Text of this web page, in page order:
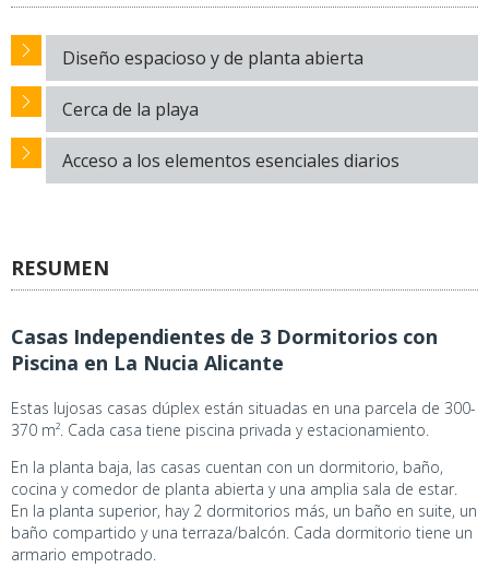
Diseño espacioso y de planta abierta
Cerca de la playa
Acceso a los elementos esenciales diarios
RESUMEN
Casas Independientes de 3 Dormitorios con
Piscina en La Nucia Alicante
Estas lujosas casas dúplex están situadas en una parcela de 300-
370 m². Cada casa tiene piscina privada y estacionamiento.
En la planta baja, las casas cuentan con un dormitorio, baño,
cocina y comedor de planta abierta y una amplia sala de estar.
En la planta superior, hay 2 dormitorios más, un baño en suite, un
baño compartido y una terraza/balcón. Cada dormitorio tiene un
armario empotrado.